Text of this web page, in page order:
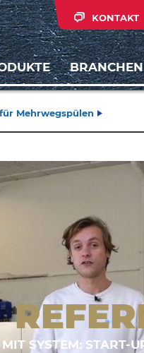
KONTAKT
BRANCHEN
Mehrwegspülen
SYSTEM: START-